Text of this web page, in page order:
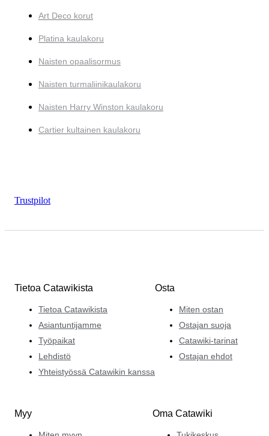
Art Deco korut
Platina kaulakoru
Naisten opaalisormus
Naisten turmaliinikaulakoru
Naisten Harry Winston kaulakoru
Cartier kultainen kaulakoru
Trustpilot
Tietoa Catawikista
Tietoa Catawikista
Asiantuntijamme
Työpaikat
Lehdistö
Yhteistyössä Catawikin kanssa
Osta
Miten ostan
Ostajan suoja
Catawiki-tarinat
Ostajan ehdot
Myy Oma Catawiki